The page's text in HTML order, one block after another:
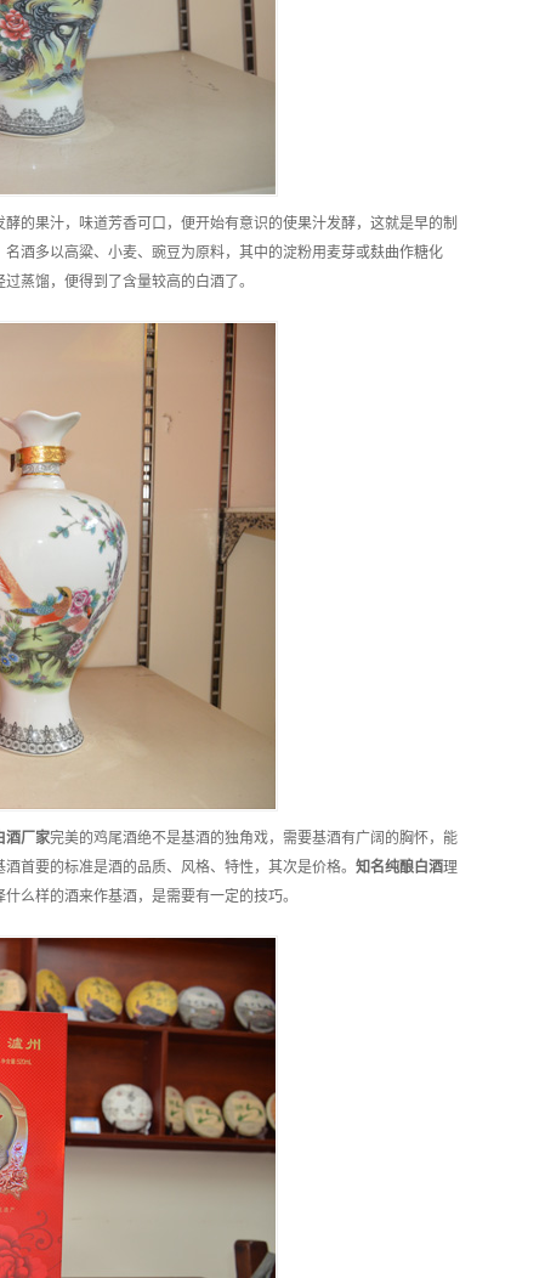
的果汁，味道芳香可口，便开始有意识的使果汁发酵，这就是早的制
酒多以高粱、小麦、豌豆为原料，其中的淀粉用麦芽或麸曲作糖化
蒸馏，便得到了含量较高的白酒了。
酒厂家完美的鸡尾酒绝不是基酒的独角戏，需要基酒有广阔的胸怀，能
首要的标准是酒的品质、风格、特性，其次是价格。 知名纯酿白酒理
么样的酒来作基酒，是需要有一定的技巧。